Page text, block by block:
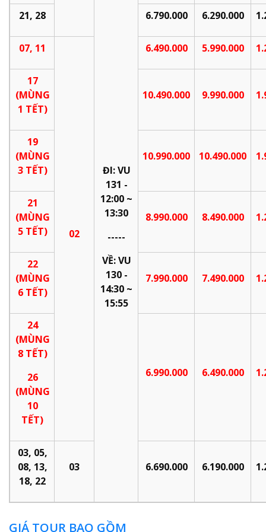
ĐI: VU
131 -
12:00 ~
13:30
-----
VỀ:VU
130 -
14:30 ~
15:55
21, 28 6.790.000 6.290.000
07, 11
02
6.490.000 5.990.000
17
(MÙNG
1 TẾT)
10.490.000 9.990.000 1.
19
(MÙNG
3 TẾT)
10.990.000 10.490.000 1.
21
(MÙNG
5 TẾT)
8.990.000 8.490.000
22
(MÙNG
6 TẾT)
7.990.000 7.490.000
24
(MÙNG
8 TẾT)
26
(MÙNG
10
TẾT)
6.990.000 6.490.000
03, 05,
08, 13,
18, 22
03 6.690.000 6.190.000
GIÁ TOUR BAO GỒM